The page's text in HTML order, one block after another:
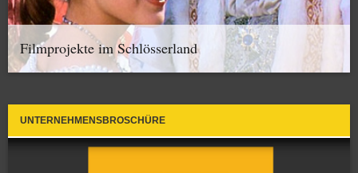
Filmprojekte im Schlösserland
UNTERNEHMENSBROSCHÜRE